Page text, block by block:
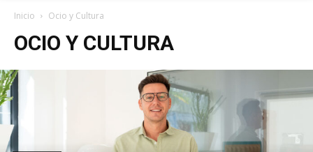
Inicio Ocio y Cultura
OCIO Y CULTURA